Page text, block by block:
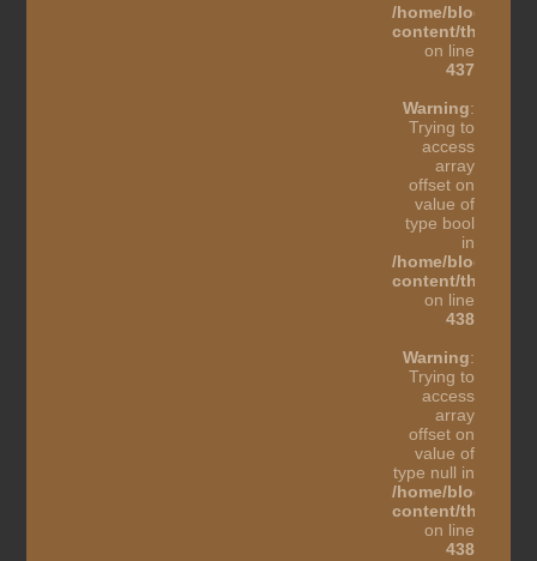
/home/
content/themes/
on line
437
Warning:
Trying to
access
array
offset on
value of
type bool
in
/home/
content/themes/
on line
438
Warning:
Trying to
access
array
offset on
value of
type null in
/home/
content/themes/
on line
438